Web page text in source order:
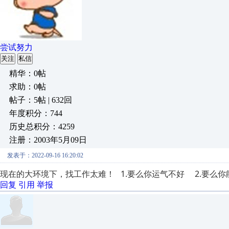
尝试努力
关注 私信
精华：0帖
求助：0帖
帖子：5帖 | 632回
年度积分：744
历史总积分：4259
注册：2003年5月09日
发表于：2022-09-16 16:20:02
现在的大环境下，找工作太难！ 1.要么你运气不好 2.要么
回复 引用 举报